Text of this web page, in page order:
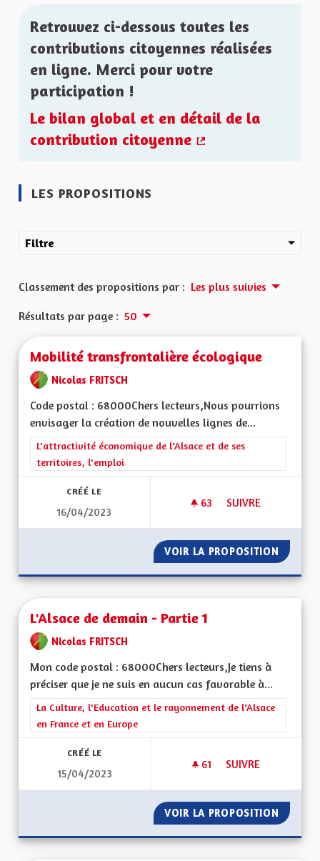
Retrouvez ci-dessous toutes les
contributions citoyennes réalisées
en ligne. Merci pour votre
participation !
Le bilan global et en détail de la
contribution citoyenne
LES PROPOSITIONS
Filtre
Classement des propositions par : Les plus suivies
Résultats par page : 50
Mobilité transfrontalière écologique
Nicolas FRITSCH
Code postal : 68000Chers lecteurs,Nous pourrions
envisager la création de nouvelles lignes de...
Filtrer les résultats de la catégorie : L'attractivité
L'attractivité économique de l'Alsace et de ses
territoires, l'emploi
CRÉÉ LE
16/04/2023
63 63 ABONNÉS
SUIVRE
VOIR LA PROPOSITION
L'Alsace de demain - Partie 1
Nicolas FRITSCH
Mon code postal : 68000Chers lecteurs,Je tiens à
préciser que je ne suis en aucun cas favorable à...
Filtrer les résultats de la catégorie : La Culture, l'Education et
La Culture, l'Education et le rayonnement de l'Alsace
en France et en Europe
CRÉÉ LE
15/04/2023
61 61 ABONNÉS
SUIVRE
VOIR LA PROPOSITION